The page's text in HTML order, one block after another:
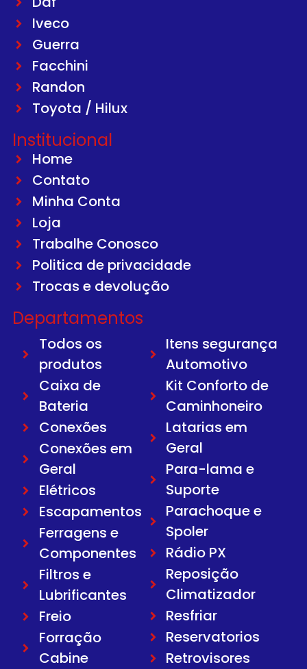
Iveco
Guerra
Facchini
Randon
Toyota / Hilux
Institucional
Home
Contato
Minha Conta
Loja
Trabalhe Conosco
Politica de privacidade
Trocas e devolução
Departamentos
Todos os
produtos
Caixa de
Bateria
Conexões
Conexões em
Geral
Elétricos
Escapamentos
Ferragens e
Componentes
Filtros e
Lubrificantes
Freio
Forração
Cabine
Itens segurança
Automotivo
Kit Conforto de
Caminhoneiro
Latarias em
Geral
Para-lama e
Suporte
Parachoque e
Spoler
Rádio PX
Reposição
Climatizador
Resfriar
Reservatorios
Retrovisores